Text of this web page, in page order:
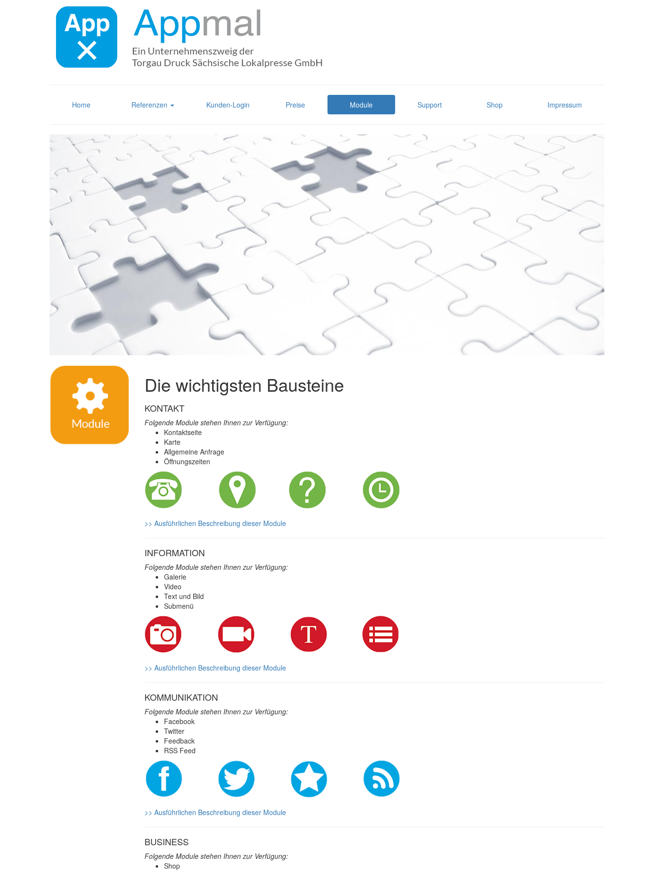
Home Referenzen Kunden-Login Preise Module Support Shop Impressum
Die wichtigsten Bausteine
KONTAKT
Folgende Module stehen Ihnen zur Verfügung:
Kontaktseite
Karte
Allgemeine Anfrage
Öffnungszeiten
>> Ausführlichen Beschreibung dieser Module
INFORMATION
Folgende Module stehen Ihnen zur Verfügung:
Galerie
Video
Text und Bild
Submenü
>> Ausführlichen Beschreibung dieser Module
KOMMUNIKATION
Folgende Module stehen Ihnen zur Verfügung:
Facebook
Twitter
Feedback
RSS Feed
>> Ausführlichen Beschreibung dieser Module
BUSINESS
Folgende Module stehen Ihnen zur Verfügung:
Shop